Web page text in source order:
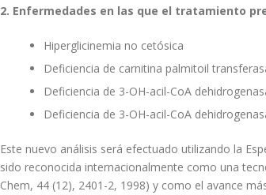
2. Enfermedades en las que el tratamiento
Hiperglicinemia no cetósica
Deficiencia de carnitina palmitoil
Deficiencia de 3-OH-acil-CoA
Deficiencia de 3-OH-acil-CoA
Este nuevo análisis será efectuado utilizando la
sido reconocida internacionalmente como una
Chem, 44 (12), 2401-2, 1998) y como el avance